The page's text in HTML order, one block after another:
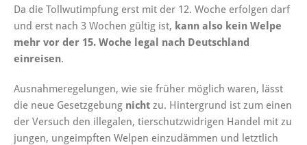
Da die Tollwutimpfung erst mit der 12. Woche erfolgen darf
und erst nach 3 Wochen gültig ist, kann also kein Welpe
mehr vor der 15. Woche legal nach Deutschland
einreisen.
Ausnahmeregelungen, wie sie früher möglich waren, lässt
die neue Gesetzgebung nicht zu. Hintergrund ist zum einen
der Versuch den illegalen, tierschutzwidrigen Handel mit zu
jungen, ungeimpften Welpen einzudämmen und letztlich